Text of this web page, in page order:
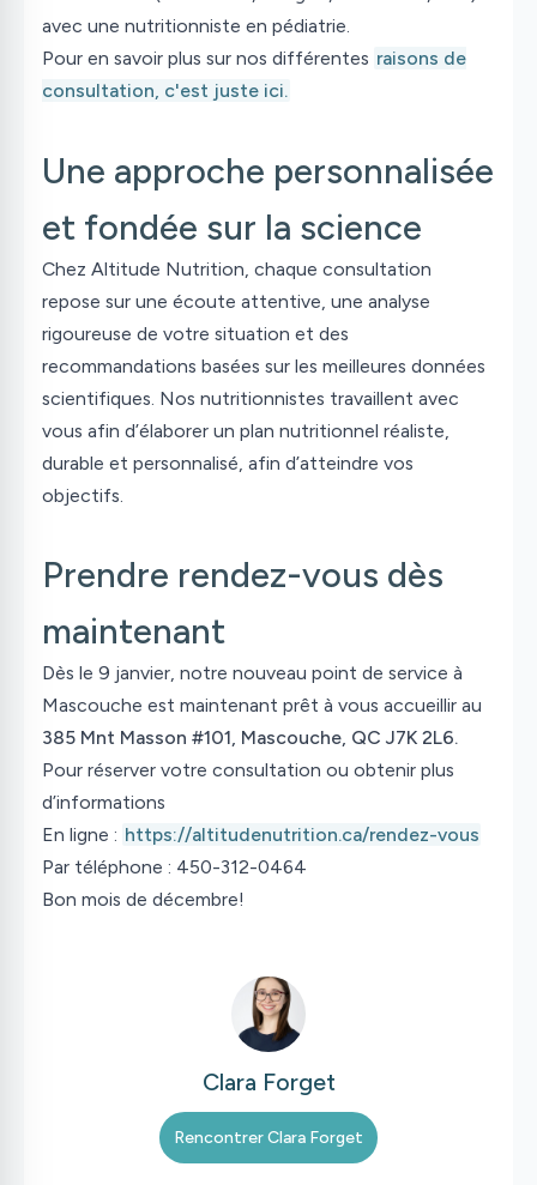
avec une nutritionniste en pédiatrie.
Pour en savoir plus sur nos différentes raisons de
consultation, c'est juste ici.
Une approche personnalisée
et fondée sur la science
Chez Altitude Nutrition, chaque consultation
repose sur une écoute attentive, une analyse
rigoureuse de votre situation et des
recommandations basées sur les meilleures données
scientifiques. Nos nutritionnistes travaillent avec
vous afin d’élaborer un plan nutritionnel réaliste,
durable et personnalisé, afin d’atteindre vos
objectifs.
Prendre rendez-vous dès
maintenant
Dès le 9 janvier, notre nouveau point de service à
Mascouche est maintenant prêt à vous accueillir au
385 Mnt Masson #101, Mascouche, QC J7K 2L6.
Pour réserver votre consultation ou obtenir plus
d’informations
En ligne : https://altitudenutrition.ca/rendez-vous
Par téléphone : 450-312-0464
Bon mois de décembre!
Clara Forget
RencontrerClara Forget